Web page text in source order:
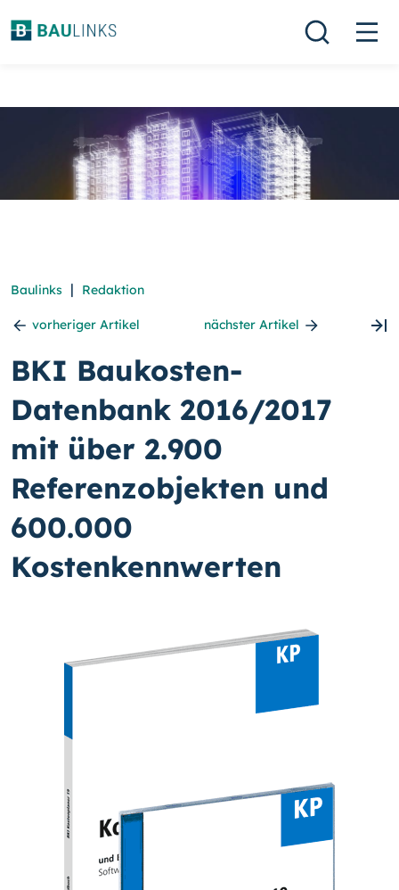
Baulinks | Redaktion
vorheriger Artikel nächster Artikel
BKI Baukosten-
Datenbank 2016/2017
mit über 2.900
Referenzobjekten und
600.000
Kostenkennwerten